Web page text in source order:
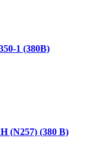
1 (380В)
(N257) (380 В)